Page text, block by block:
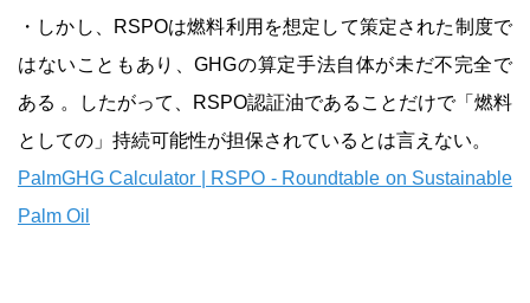
・しかし、RSPOは燃料利用を想定して策定された制度で
はないこともあり、GHGの算定手法自体が未だ不完全で
ある 。したがって、RSPO認証油であることだけで「燃料
としての」持続可能性が担保されているとは言えない。
PalmGHG Calculator | RSPO - Roundtable on Sustainable
Palm Oil